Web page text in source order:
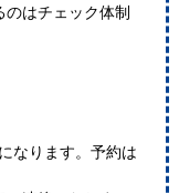
はチェック体制
なります。予約は